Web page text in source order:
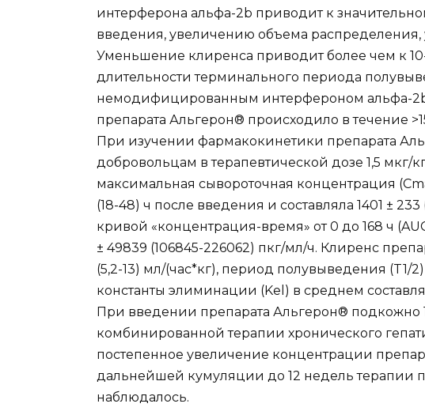
интерферона альфа-2b приводит к
введения, увеличению объема
Уменьшение клиренса приводит более чем к
длительности терминального периода
немодифицированным интерфероном альфа-
препарата Альгерон® происходило в течение
При изучении фармакокинетики препарата
добровольцам в терапевтической дозе 1,5 мкг/
максимальная сывороточная концентрация
(18-48) ч после введения и составляла 1401 ±
кривой «концентрация-время» от 0 до 168 ч
± 49839 (106845-226062) пкг/мл/ч. Клиренс
(5,2-13) мл/(час*кг), период полувыведения (T1/
константы элиминации (Kel) в среднем
При введении препарата Альгерон® подкожно
комбинированной терапии хронического
постепенное увеличение концентрации
дальнейшей кумуляции до 12 недель терапии
наблюдалось.